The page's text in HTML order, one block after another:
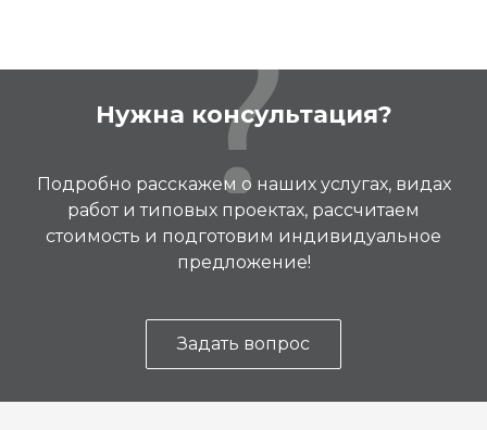
Нужна консультация?
Подробно расскажем о наших услугах, видах
работ и типовых проектах, рассчитаем
стоимость и подготовим индивидуальное
предложение!
Задать вопрос